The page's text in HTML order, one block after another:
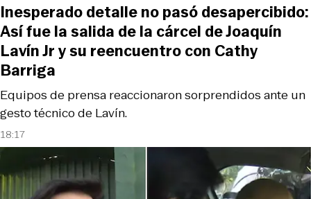
18:17
Equipos de prensa reaccionaron sorprendidos ante un
gesto técnico de Lavín.
Inesperado detalle no pasó desapercibido:
Así fue la salida de la cárcel de Joaquín
Lavín Jr y su reencuentro con Cathy
Barriga